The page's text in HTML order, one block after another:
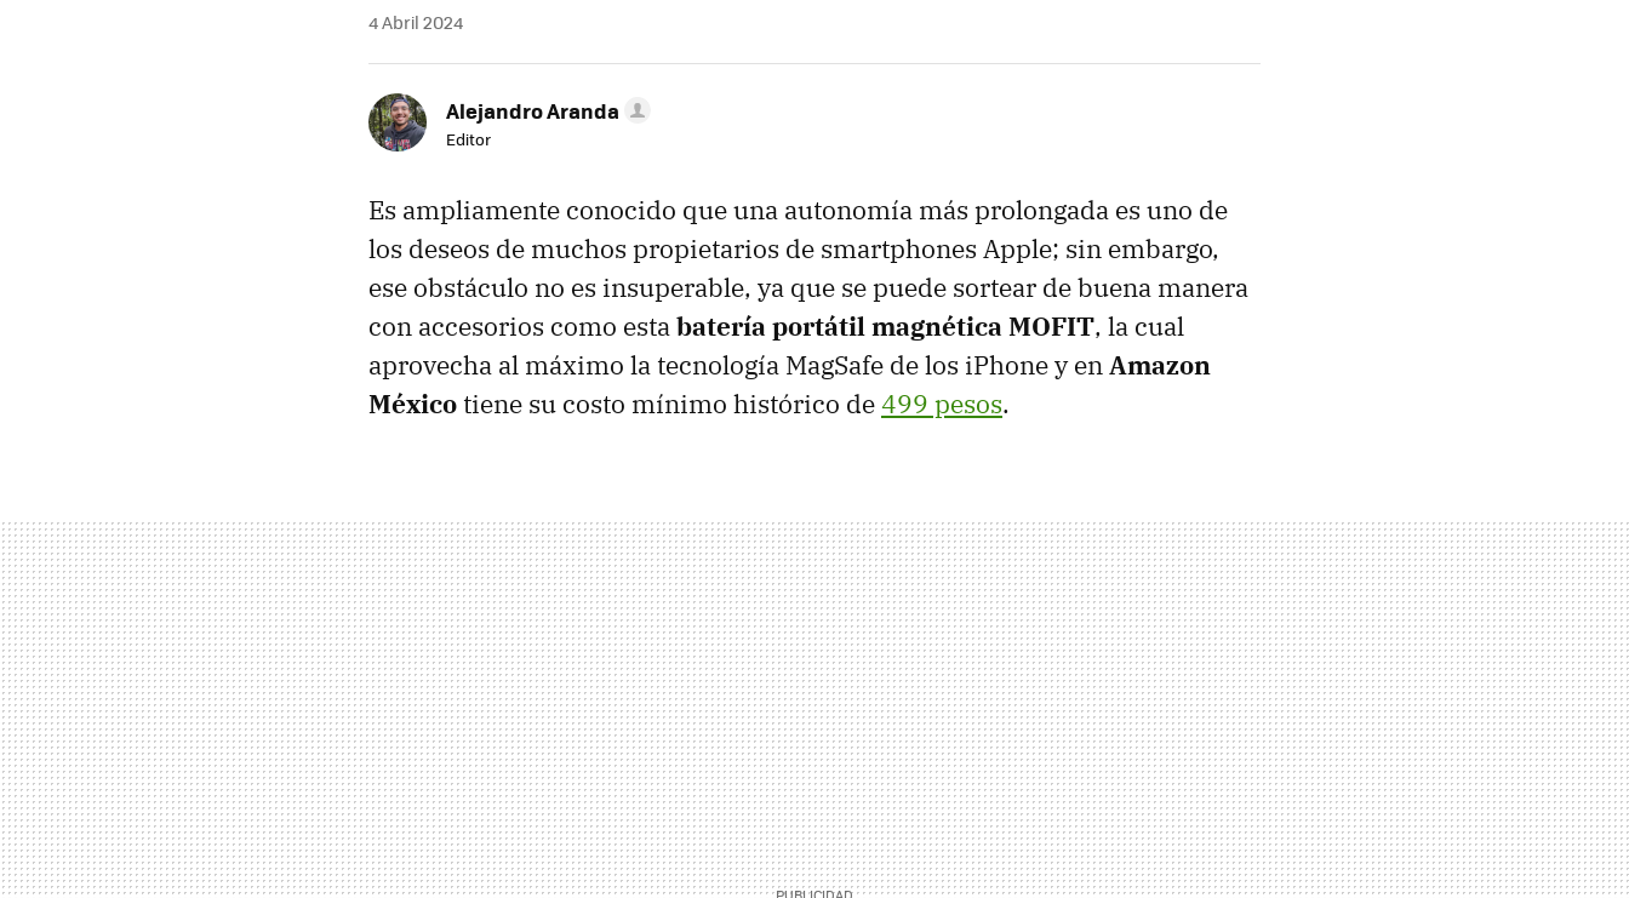
4 Abril 2024
Alejandro Aranda
Editor
Es ampliamente conocido que una autonomía más prolongada es uno de
los deseos de muchos propietarios de smartphones Apple; sin embargo,
ese obstáculo no es insuperable, ya que se puede sortear de buena manera
con accesorios como estabatería portátil magnética MOFIT, la cual
aprovecha al máximo la tecnología MagSafe de los iPhone y enAmazon
México tiene su costo mínimo histórico de499 pesos.